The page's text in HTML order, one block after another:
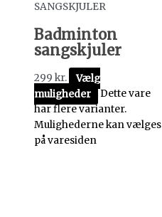
SANGSKJULER
Badminton
sangskjuler
299 kr.
Vælg
muligheder
Dette vare
har flere varianter.
Mulighederne kan vælges
på varesiden